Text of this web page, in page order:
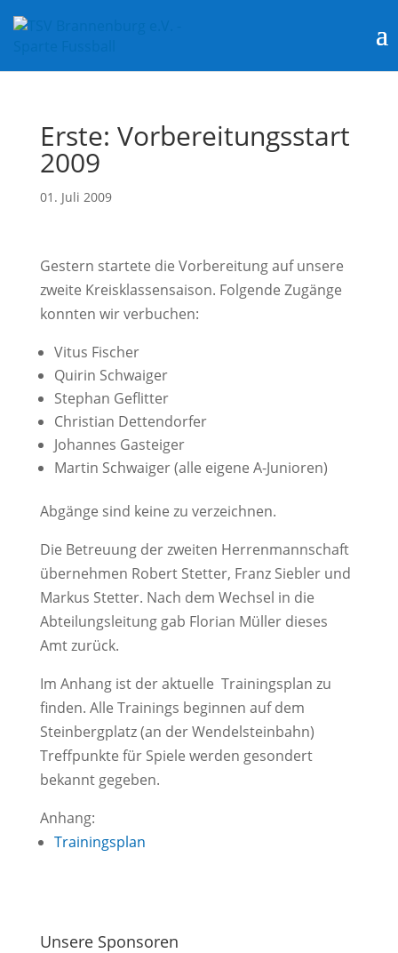
Erste: Vorbereitungsstart
2009
01. Juli 2009
Gestern startete die Vorbereitung auf unsere
zweite Kreisklassensaison. Folgende Zugänge
konnten wir verbuchen:
Vitus Fischer
Quirin Schwaiger
Stephan Geflitter
Christian Dettendorfer
Johannes Gasteiger
Martin Schwaiger (alle eigene A-Junioren)
Abgänge sind keine zu verzeichnen.
Die Betreuung der zweiten Herrenmannschaft
übernehmen Robert Stetter, Franz Siebler und
Markus Stetter. Nach dem Wechsel in die
Abteilungsleitung gab Florian Müller dieses
Amt zurück.
Im Anhang ist der aktuelle Trainingsplan zu
finden. Alle Trainings beginnen auf dem
Steinbergplatz (an der Wendelsteinbahn)
Treffpunkte für Spiele werden gesondert
bekannt gegeben.
Anhang:
Trainingsplan
Unsere Sponsoren